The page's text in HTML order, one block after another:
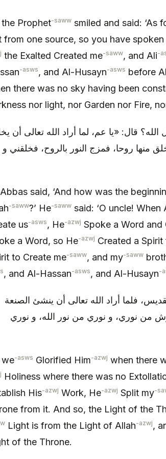
the Prophet-saww smiled and said: ‘As
from one source, so you have
the Exalted Created me-saww, and Ali-
-asws, and Al-Husayn-asws before
there was no sky having been
nor light, nor Garden nor Fire,
قال: «يا عم، لما أراد الله تعالى أن
منها روحا، فمزج النور بالروح، فخلقني و
said, ‘And how was the
-saww?’ He-saww said: ‘O uncle! When
us-asws, He-azwj Spoke a Word
a Word, so He-azwj Created a
to Create me-saww, and my-saww
, and Al-Hassan-asws, and Al-Husayn-
فلما أراد الله تعالى أن ينشئ الصنعة
من نوري، و نوري من نور الله، و نوري
we-asws Glorified Him-azwj when there
Holiness where there was no
His-azwj Work, He-azwj Split my-
from it. And so, the Light of the
Light is from the Light of Allah-azwj,
of the Throne.